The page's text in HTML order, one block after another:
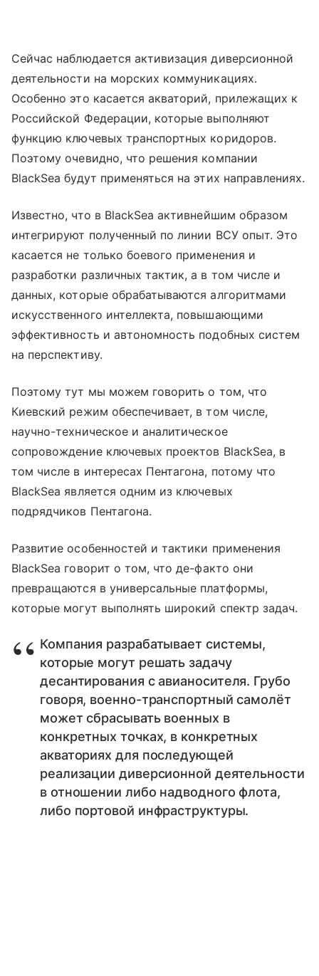
Сейчас наблюдается активизация диверсионной
деятельности на морских коммуникациях.
Особенно это касается акваторий, прилежащих к
Российской Федерации, которые выполняют
функцию ключевых транспортных коридоров.
Поэтому очевидно, что решения компании
BlackSea будут применяться на этих направлениях.
Известно, что в BlackSea активнейшим образом
интегрируют полученный по линии ВСУ опыт. Это
касается не только боевого применения и
разработки различных тактик, а в том числе и
данных, которые обрабатываются алгоритмами
искусственного интеллекта, повышающими
эффективность и автономность подобных систем
на перспективу.
Поэтому тут мы можем говорить о том, что
Киевский режим обеспечивает, в том числе,
научно-техническое и аналитическое
сопровождение ключевых проектов BlackSea, в
том числе в интересах Пентагона, потому что
BlackSea является одним из ключевых
подрядчиков Пентагона.
Развитие особенностей и тактики применения
BlackSea говорит о том, что де-факто они
превращаются в универсальные платформы,
которые могут выполнять широкий спектр задач.
Компания разрабатывает системы,
которые могут решать задачу
десантирования с авианосителя. Грубо
говоря, военно-транспортный самолёт
может сбрасывать военных в
конкретных точках, в конкретных
акваториях для последующей
реализации диверсионной деятельности
в отношении либо надводного флота,
либо портовой инфраструктуры.